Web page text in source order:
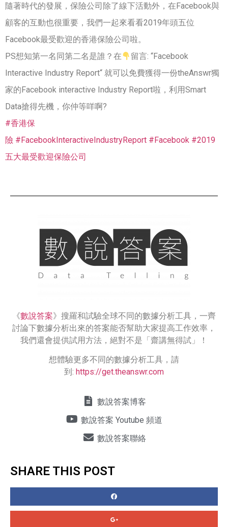
隨著時代的發展，保險公司除了線下活動外，在Facebook與
顧客的互動也很重要，我們一起來看看2019年頭五位
Facebook最受歡迎的香港保險公司啦。
PS想知第一名同第二名是誰？在
留言: “Facebook
Interactive Industry Report“ 就可以免費獲得一份theAnswr獨
家的Facebook interactive Industry Report啦，利用Smart
Data搶得先機，你仲等咩啊?
#香港保
險 # FacebookInteractiveIndustryReport # Facebook #2019
五大最受歡迎保險公司
《數說答案》搜羅和試驗全球不同的數據分析工具，一齊
討論下數據分析出來的答案能否幫助大家提高工作效率，
我們還會提供試用方法，絕對不是「齋講無得試」！
想體驗更多不同的數據分析工具，請
到: https://get.theanswr.com
數說答案博客
數說答案 Youtube 頻道
數說答案聯絡
SHARE THIS POST